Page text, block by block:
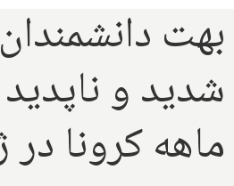
بهت
شدید و
ماهه کرونا در